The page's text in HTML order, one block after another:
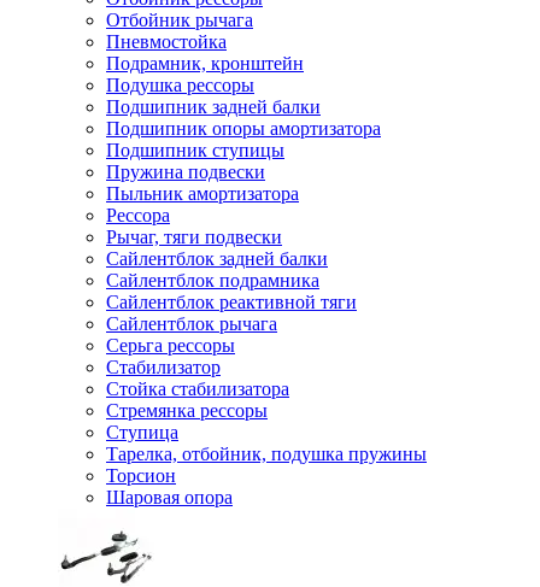
Отбойник рычага
Пневмостойка
Подрамник, кронштейн
Подушка рессоры
Подшипник задней балки
Подшипник опоры амортизатора
Подшипник ступицы
Пружина подвески
Пыльник амортизатора
Рессора
Рычаг, тяги подвески
Сайлентблок задней балки
Сайлентблок подрамника
Сайлентблок реактивной тяги
Сайлентблок рычага
Серьга рессоры
Стабилизатор
Стойка стабилизатора
Стремянка рессоры
Ступица
Тарелка, отбойник, подушка пружины
Торсион
Шаровая опора